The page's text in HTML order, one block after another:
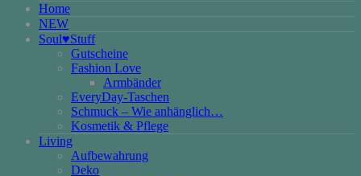
Home
NEW
Soul♥Stuff
Gutscheine
Fashion Love
Armbänder
EveryDay-Taschen
Schmuck – Wie anhänglich…
Kosmetik & Pflege
Living
Aufbewahrung
Deko